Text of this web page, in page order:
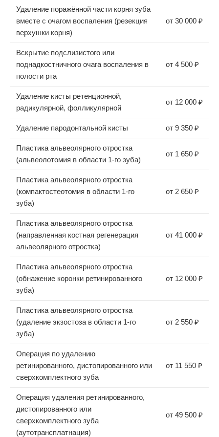
Удаление поражённой части корня зуба
вместе с очагом воспаления (резекция
верхушки корня)
от 30 000 ₽
Вскрытие подслизистого или
поднадкостничного очага воспаления в
полости рта
от 4 500 ₽
Удаление кисты ретенционной,
радикулярной, фолликулярной
от 12 000 ₽
Удаление пародонтальной кисты от 9 350 ₽
Пластика альвеолярного отростка
(альвеолотомия в области 1-го зуба)
от 1 650 ₽
Пластика альвеолярного отростка
(компактостеотомия в области 1-го
зуба)
от 2 650 ₽
Пластика альвеолярного отростка
(направленная костная регенерация
альвеолярного отростка)
от 41 000 ₽
Пластика альвеолярного отростка
(обнажение коронки ретинированного
зуба)
от 12 000 ₽
Пластика альвеолярного отростка
(удаление экзостоза в области 1-го
зуба)
от 2 550 ₽
Операция по удалению
ретинированного, дистопированного или
сверхкомплектного зуба
от 11 550 ₽
Операция удаления ретинированного,
дистопированного или
сверхкомплектного зуба
(аутотрансплатнация)
от 49 500 ₽